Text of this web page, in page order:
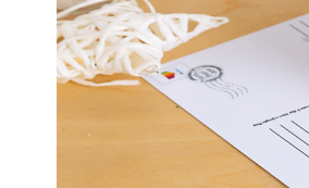
Ваш регион доставки
Выберите из списка:
13х18
15х15
30х30
30х40
А4
Фото